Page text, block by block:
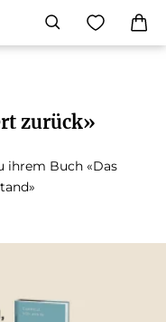
zurück»
ihrem Buch «Das